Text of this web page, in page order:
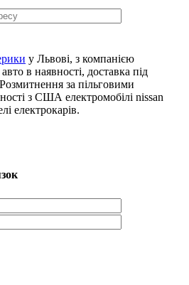
у Львові, з компанією
в наявності, доставка під
за пільговими
з США електромобілі nissan
електрокарів.